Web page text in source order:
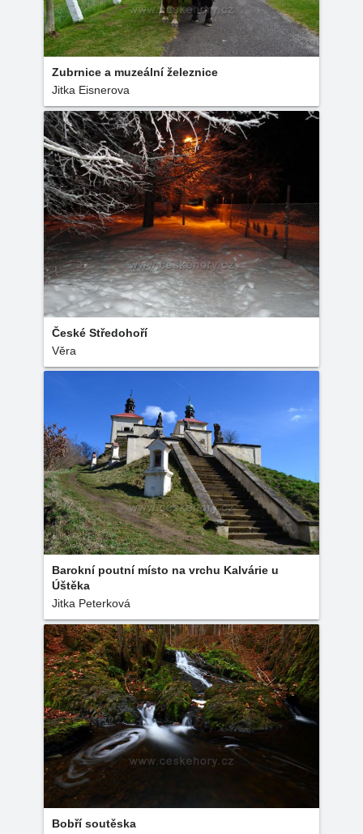
Zubrnice a muzeální železnice
Jitka Eisnerova
České Středohoří
Věra
Barokní poutní místo na vrchu Kalvárie u
Úštěka
Jitka Peterková
Bobří soutěska